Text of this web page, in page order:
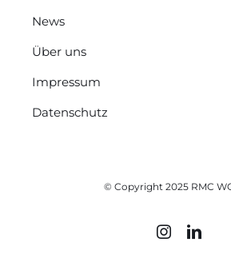
News
Über uns
Impressum
Datenschutz
© Copyright 2025 RMC